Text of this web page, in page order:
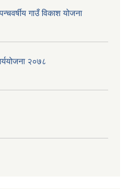
गाउँ विकाश योजना
२०७८